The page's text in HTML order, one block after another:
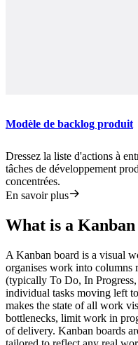
Modèle de backlog produit
Dressez la liste d'actions à
tâches de développement
concentrées.
En savoir plus
What is a
A Kanban board is a visual
organises work into columns
(typically To Do, In
individual tasks moving left
makes the state of all work
bottlenecks, limit work in
of delivery. Kanban boards